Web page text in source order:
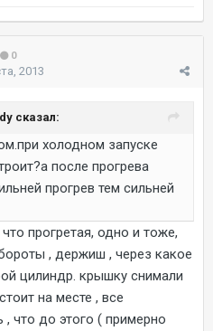
0
2013
сказал:
холодном запуске
после прогрева
прогрев тем сильней
прогретая, одно и тоже,
, держиш , через какое
цилиндр. крышку снимали
на месте , все
что до этого ( примерно